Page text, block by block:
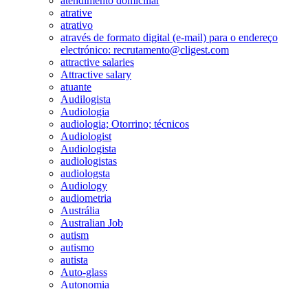
atrative
atrativo
através de formato digital (e-mail) para o endereço
electrónico: recrutamento@cligest.com
attractive salaries
Attractive salary
atuante
Audilogista
Audiologia
audiologia; Otorrino; técnicos
Audiologist
Audiologista
audiologistas
audiologsta
Audiology
audiometria
Austrália
Australian Job
autism
autismo
autista
Auto-glass
Autonomia